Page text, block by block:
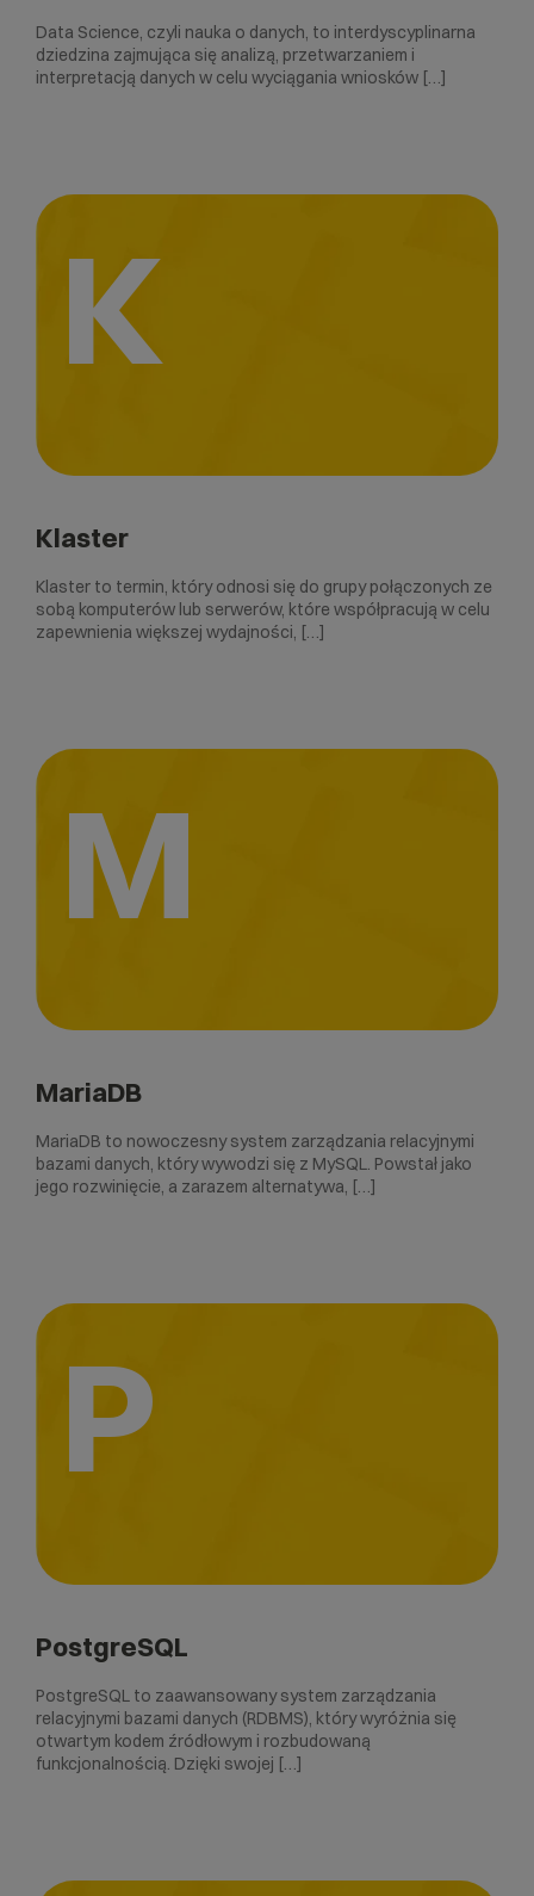
Data Science, czyli nauka o danych, to interdyscyplinarna
dziedzina zajmująca się analizą, przetwarzaniem i
interpretacją danych w celu wyciągania wniosków […]
K
Klaster
Klaster to termin, który odnosi się do grupy połączonych ze
sobą komputerów lub serwerów, które współpracują w celu
zapewnienia większej wydajności, […]
M
MariaDB
MariaDB to nowoczesny system zarządzania relacyjnymi
bazami danych, który wywodzi się z MySQL. Powstał jako
jego rozwinięcie, a zarazem alternatywa, […]
P
PostgreSQL
PostgreSQL to zaawansowany system zarządzania
relacyjnymi bazami danych (RDBMS), który wyróżnia się
otwartym kodem źródłowym i rozbudowaną
funkcjonalnością. Dzięki swojej […]